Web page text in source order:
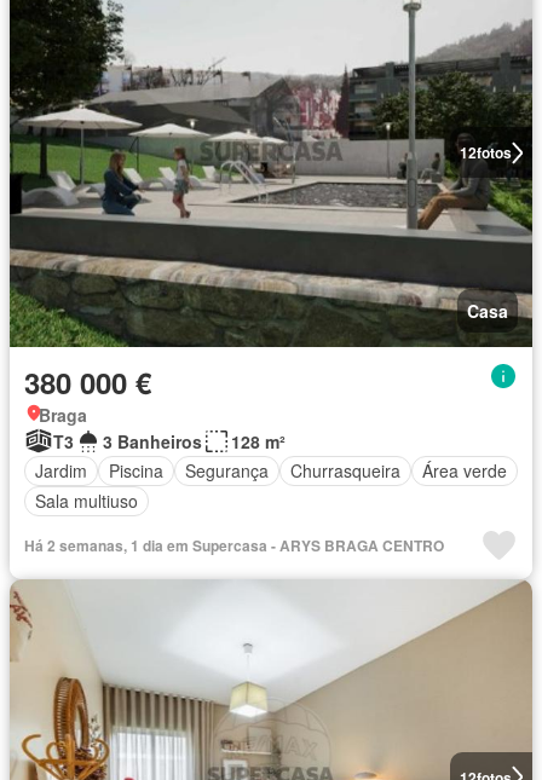
12fotos
Casa
380 000 €
Braga
T3
3 Banheiros
128 m²
Jardim
Piscina Segurança Churrasqueira
Área verde
Sala multiuso
Há 2 semanas, 1 dia em Supercasa - ARYS BRAGA CENTRO